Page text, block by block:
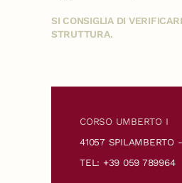
SI CONSIGLIA DI
STRUTTURA.
CORSO UMBERTO I
41057 SPILAMBERTO
TEL: +39 059 789964